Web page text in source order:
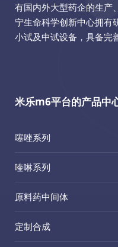
有国内外大型药企的生产
宁生命科学创新中心拥有
小试及中试设备，具备完
米乐m6平台的产品中
噻唑系列
喹啉系列
原料药中间体
定制合成